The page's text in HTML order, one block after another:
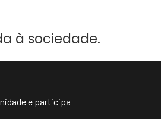
à sociedade.
e participa